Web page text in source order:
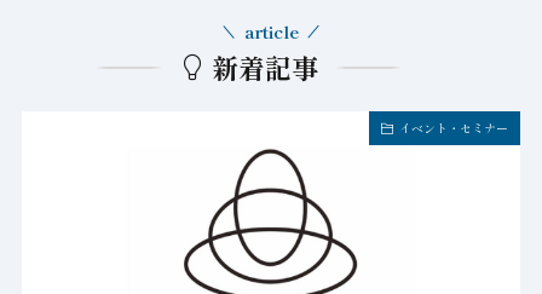
新着記事
article
イベント・セミナー